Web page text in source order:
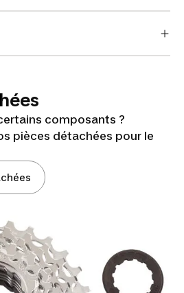
composants ?
pièces détachées pour le